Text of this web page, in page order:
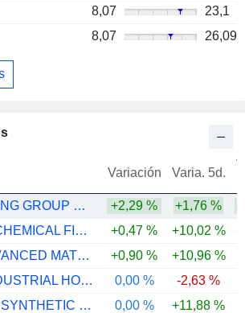
8,07
23,1
8,07 26,09
Variación Varia. 5d.
XINFENGMING GROUP CO., LTD. +2,29 % +1,76 %
XINXIANG CHEMICAL FIBER CO., LTD.
+0,47 % +10,02 %
TAYHO ADVANCED MATERIALS GROUP CO., LTD.
+0,90 % +10,96 %
BILLION INDUSTRIAL HOLDINGS LIMITED
0,00 % -2,63 %
SHINKONG SYNTHETIC FIBERS CORPORATION
0,00 % +11,88 %